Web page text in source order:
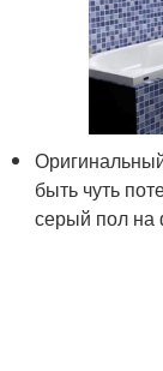
быть чуть
серый пол на